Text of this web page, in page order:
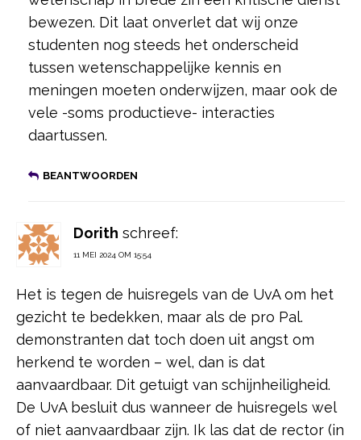
bewezen. Dit laat onverlet dat wij onze
studenten nog steeds het onderscheid
tussen wetenschappelijke kennis en
meningen moeten onderwijzen, maar ook de
vele -soms productieve- interacties
daartussen.
BEANTWOORDEN
Dorith schreef:
11 MEI 2024 OM 15:54
Het is tegen de huisregels van de UvA om het
gezicht te bedekken, maar als de pro Pal.
demonstranten dat toch doen uit angst om
herkend te worden – wel, dan is dat
aanvaardbaar. Dit getuigt van schijnheiligheid.
De UvA besluit dus wanneer de huisregels wel
of niet aanvaardbaar zijn. Ik las dat de rector (in